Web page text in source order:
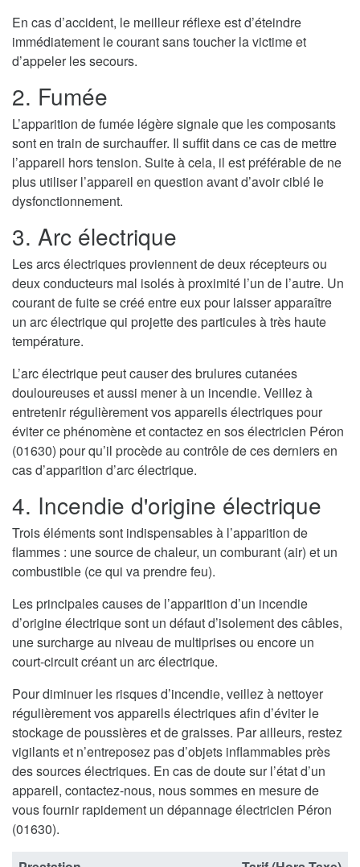
En cas d’accident, le meilleur réflexe est d’éteindre
immédiatement le courant sans toucher la victime et
d’appeler les secours.
2. Fumée
L’apparition de fumée légère signale que les composants
sont en train de surchauffer. Il suffit dans ce cas de mettre
l’appareil hors tension. Suite à cela, il est préférable de ne
plus utiliser l’appareil en question avant d’avoir ciblé le
dysfonctionnement.
3. Arc électrique
Les arcs électriques proviennent de deux récepteurs ou
deux conducteurs mal isolés à proximité l’un de l’autre. Un
courant de fuite se créé entre eux pour laisser apparaître
un arc électrique qui projette des particules à très haute
température.
L’arc électrique peut causer des brulures cutanées
douloureuses et aussi mener à un incendie. Veillez à
entretenir régulièrement vos appareils électriques pour
éviter ce phénomène et contactez en sos électricien Péron
(01630) pour qu’il procède au contrôle de ces derniers en
cas d’apparition d’arc électrique.
4. Incendie d'origine électrique
Trois éléments sont indispensables à l’apparition de
flammes : une source de chaleur, un comburant (air) et un
combustible (ce qui va prendre feu).
Les principales causes de l’apparition d’un incendie
d’origine électrique sont un défaut d’isolement des câbles,
une surcharge au niveau de multiprises ou encore un
court-circuit créant un arc électrique.
Pour diminuer les risques d’incendie, veillez à nettoyer
régulièrement vos appareils électriques afin d’éviter le
stockage de poussières et de graisses. Par ailleurs, restez
vigilants et n’entreposez pas d’objets inflammables près
des sources électriques. En cas de doute sur l’état d’un
appareil, contactez-nous, nous sommes en mesure de
vous fournir rapidement un dépannage électricien Péron
(01630).